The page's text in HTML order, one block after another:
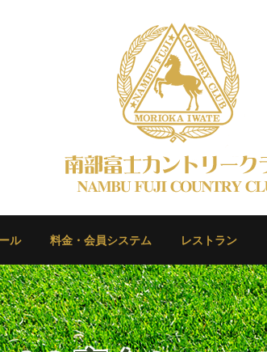
ル 料金・会員システム レストラン